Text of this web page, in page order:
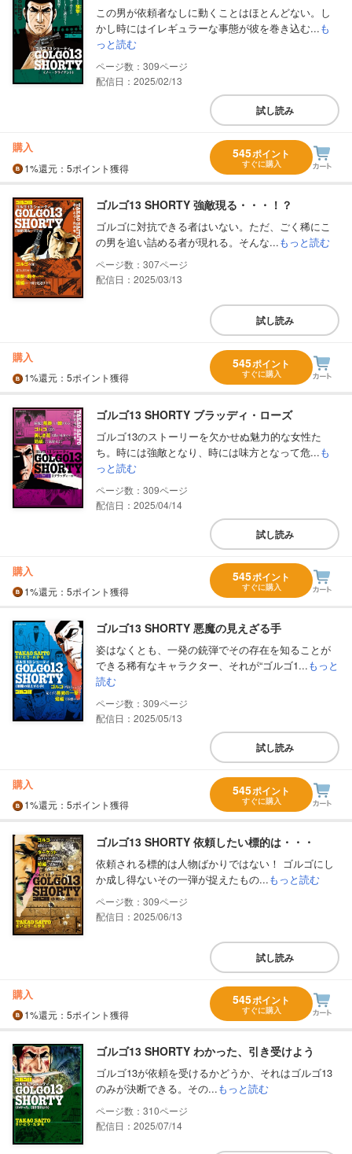
この男が依頼者なしに動くことはほとんどない。し
かし時にはイレギュラーな事態が彼を巻き込む...も
っと読む
309
配信日：2025/02/13
試し読み
購入
1%還元 ：5ポイント獲得
545ポイント
すぐに購入
ゴルゴ13 SHORTY 強敵現る・・・！？
ゴルゴに対抗できる者はいない。ただ、ごく稀にこ
の男を追い詰める者が現れる。そんな...もっと読む
307
配信日：2025/03/13
試し読み
購入
1%還元 ：5ポイント獲得
545ポイント
すぐに購入
ゴルゴ13 SHORTY ブラッディ・ローズ
ゴルゴ13のストーリーを欠かせぬ魅力的な女性た
ち。時には強敵となり、時には味方となって危...も
っと読む
309
配信日：2025/04/14
試し読み
購入
1%還元 ：5ポイント獲得
545ポイント
すぐに購入
ゴルゴ13 SHORTY 悪魔の見えざる手
姿はなくとも、一発の銃弾でその存在を知ることが
できる稀有なキャラクター、それが“ゴルゴ1...もっと
読む
309
配信日：2025/05/13
試し読み
購入
1%還元 ：5ポイント獲得
545ポイント
すぐに購入
ゴルゴ13 SHORTY 依頼したい標的は・・・
依頼される標的は人物ばかりではない！ ゴルゴにし
か成し得ないその一弾が捉えたもの...もっと読む
309
配信日：2025/06/13
試し読み
購入
1%還元 ：5ポイント獲得
545ポイント
すぐに購入
ゴルゴ13 SHORTY わかった、引き受けよう
ゴルゴ13が依頼を受けるかどうか、それはゴルゴ13
のみが決断できる。その...もっと読む
310
配信日：2025/07/14